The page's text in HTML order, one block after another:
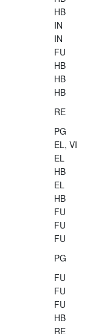
HB
IN
IN
FU
HB
HB
HB
RE
PG
EL, VI
EL
HB
EL
HB
FU
FU
FU
PG
FU
FU
FU
HB
RE